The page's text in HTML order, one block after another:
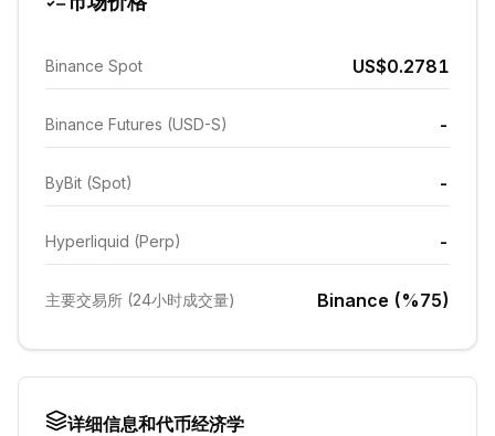
Binance Spot US$0.2781
Binance Futures (USD-S) -
ByBit (Spot) -
Hyperliquid (Perp) -
主要交易所 (24小时成交量) Binance (%75)
详细信息和代币经济学